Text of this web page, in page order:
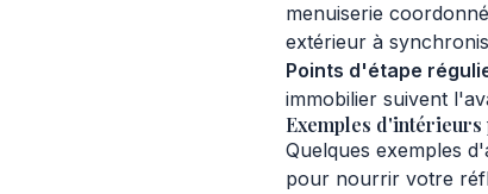
menuiserie
extérieur à
Points d'étape
immobilier suivent
Exemples d'intérieurs
Quelques exemples
pour nourrir votre